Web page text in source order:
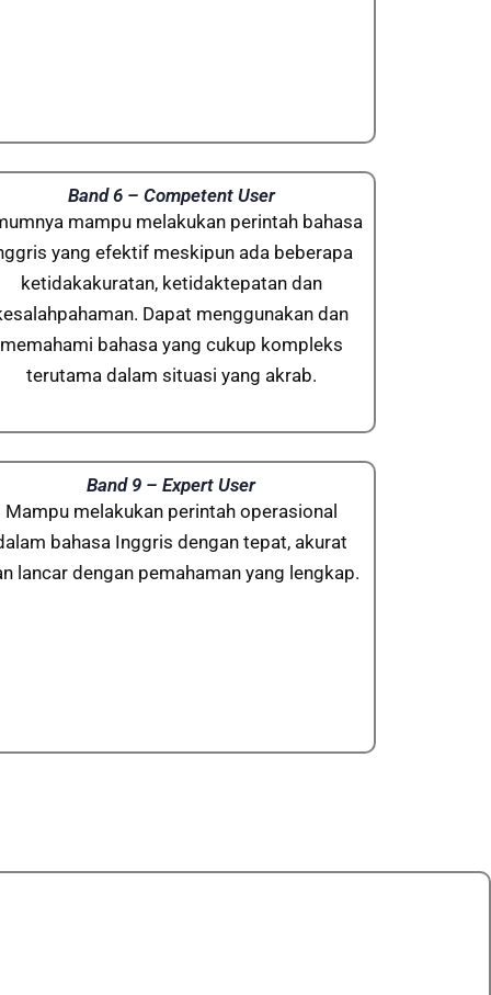
Band 6 – Competent User
mampu melakukan perintah bahasa
yang efektif meskipun ada beberapa
ketidakakuratan, ketidaktepatan dan
Dapat menggunakan dan
memahami bahasa yang cukup kompleks
terutama dalam situasi yang akrab.
Band 9 – Expert User
Mampu melakukan perintah operasional
bahasa Inggris dengan tepat, akurat
lancar dengan pemahaman yang lengkap.